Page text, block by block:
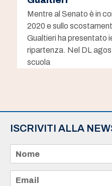
Mentre al Senato è in
2020 e sullo
Gualtieri ha presentato
ripartenza. Nel DL
scuola
ISCRIVITI ALLA
m
e